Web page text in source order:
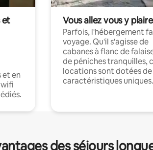
et
et en
Vous allez vous y plaire
Parfois, l'hébergement
voyage. Qu'il s'agisse de
cabanes à flanc de
de péniches tranquilles,
locations sont dotées de
caractéristiques uniques.
des séjours